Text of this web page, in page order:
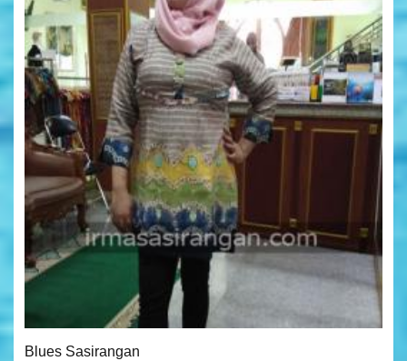
Blues Sasirangan